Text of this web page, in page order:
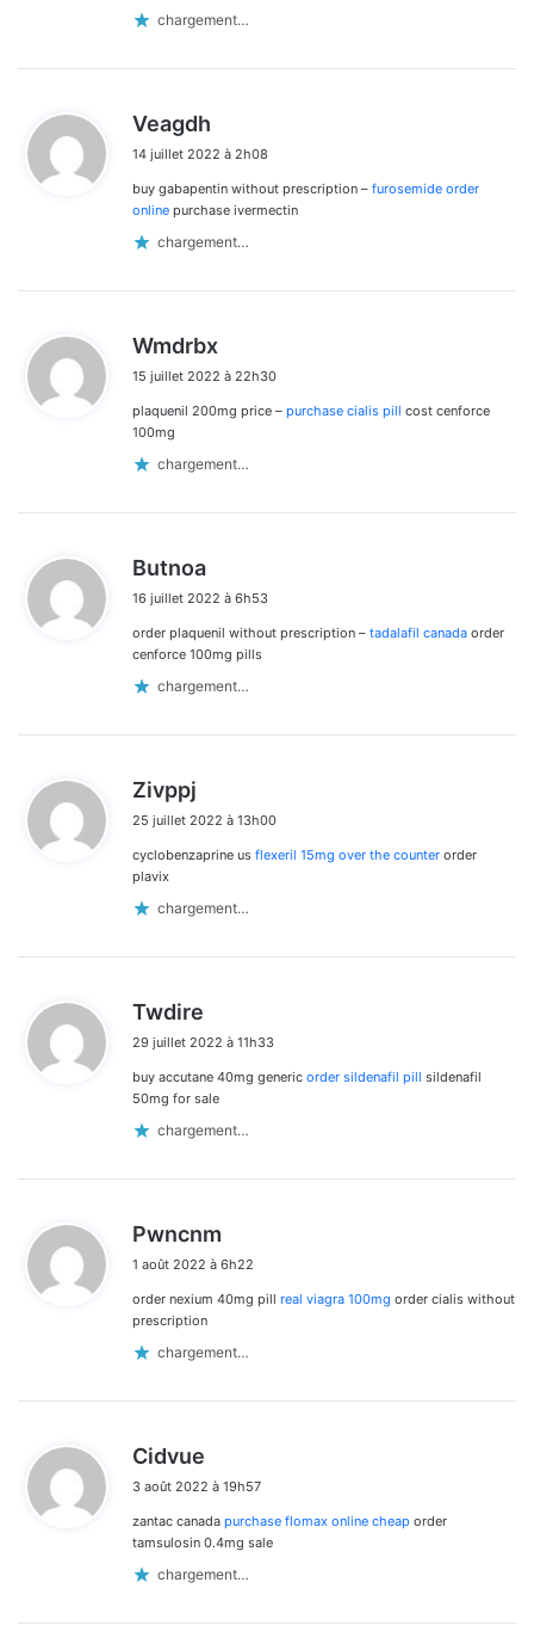
chargement…
Veagdh
t
:
14 juillet 2022 à 2h08
buy gabapentin without prescription – furosemide order
online purchase ivermectin
chargement…
Wmdrbx
t
15 juillet 2022 à 22h30
plaquenil 200mg price – purchase cialis pill cost cenforce
100mg
chargement…
Butnoa
t
:
16 juillet 2022 à 6h53
order plaquenil without prescription – tadalafil canada order
cenforce 100mg pills
chargement…
Zivppj
t
25 juillet 2022 à 13h00
cyclobenzaprine us flexeril 15mg over the counter order
plavix
chargement…
Twdire
t
:
29 juillet 2022 à 11h33
buy accutane 40mg generic order sildenafil pill sildenafil
50mg for sale
chargement…
Pwncnm
t
1 août 2022 à 6h22
order nexium 40mg pill real viagra 100mg order cialis without
prescription
chargement…
Cidvue
t
:
3 août 2022 à 19h57
zantac canada purchase flomax online cheap order
tamsulosin 0.4mg sale
chargement…